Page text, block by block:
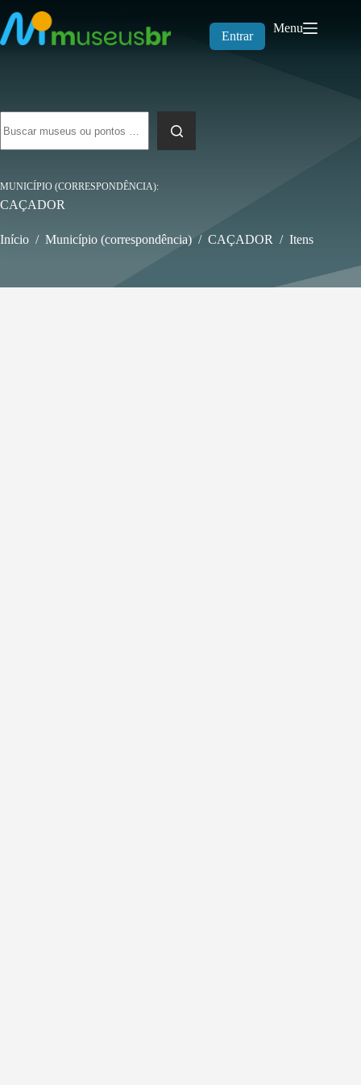
para
o
conteúdo
Entrar
Menu
resultados
MUNICÍPIO (CORRESPONDÊNCIA)
CAÇADOR
Início / Município (correspondência) / CAÇADOR / Itens